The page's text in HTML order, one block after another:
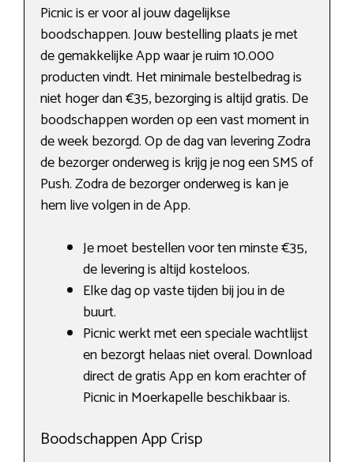
Picnic is er voor al jouw dagelijkse
boodschappen. Jouw bestelling plaats je met
de gemakkelijke App waar je ruim 10.000
producten vindt. Het minimale bestelbedrag is
niet hoger dan €35, bezorging is altijd gratis. De
boodschappen worden op een vast moment in
de week bezorgd. Op de dag van levering Zodra
de bezorger onderweg is krijg je nog een SMS of
Push. Zodra de bezorger onderweg is kan je
hem live volgen in de App.
Je moet bestellen voor ten minste €35,
de levering is altijd kosteloos.
Elke dag op vaste tijden bij jou in de
buurt.
Picnic werkt met een speciale wachtlijst
en bezorgt helaas niet overal. Download
direct de gratis App en kom erachter of
Picnic in Moerkapelle beschikbaar is.
Boodschappen App Crisp